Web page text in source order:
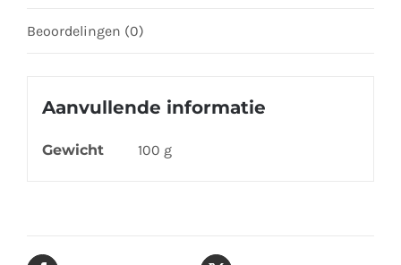
Beoordelingen (0)
Aanvullende informatie
Gewicht 100 g